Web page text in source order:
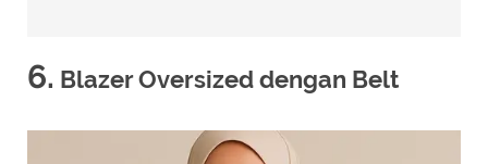
6. Blazer Oversized dengan Belt